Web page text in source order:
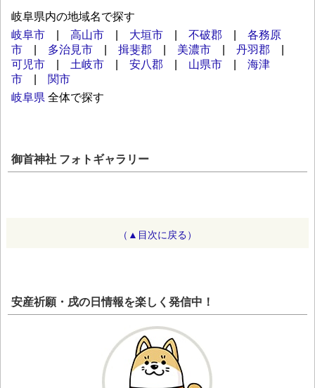
岐阜県内の地域名で探す
岐阜市
高山市 大垣市 不破郡
各務原
市
多治見市 揖斐郡 美濃市 丹羽郡
可児市
土岐市 安八郡 山県市
海津
市
関市
岐阜県 全体で探す
御首神社 フォトギャラリー
（▲目次に戻る）
安産祈願・戌の日情報を楽しく発信中！